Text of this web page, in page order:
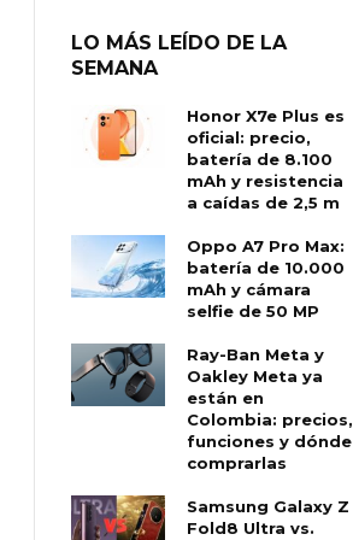
LO MÁS LEÍDO DE LA
SEMANA
Honor X7e Plus es
oficial: precio,
batería de 8.100
mAh y resistencia
a caídas de 2,5 m
Oppo A7 Pro Max:
batería de 10.000
mAh y cámara
selfie de 50 MP
Ray-Ban Meta y
Oakley Meta ya
están en
Colombia: precios,
funciones y dónde
comprarlas
Samsung Galaxy Z
Fold8 Ultra vs.